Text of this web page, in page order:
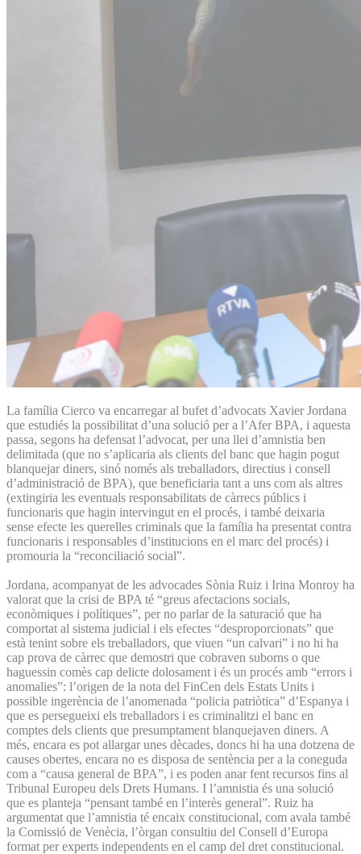
La família Cierco va encarregar al bufet d’advocats Xavier Jordana
que estudiés la possibilitat d’una solució per a l’Afer BPA, i aquesta
passa, segons ha defensat l’advocat, per una llei d’amnistia ben
delimitada (que no s’aplicaria als clients del banc que hagin pogut
blanquejar diners, sinó només als treballadors, directius i consell
d’administració de BPA), que beneficiaria tant a uns com als altres
(extingiria les eventuals responsabilitats de càrrecs públics i
funcionaris que hagin intervingut en el procés, i també deixaria
sense efecte les querelles criminals que la família ha presentat contra
funcionaris i responsables d’institucions en el marc del procés) i
promouria la “reconciliació social”.
Jordana, acompanyat de les advocades Sònia Ruiz i Irina Monroy ha
valorat que la crisi de BPA té “greus afectacions socials,
econòmiques i polítiques”, per no parlar de la saturació que ha
comportat al sistema judicial i els efectes “desproporcionats” que
està tenint sobre els treballadors, que viuen “un calvari” i no hi ha
cap prova de càrrec que demostri que cobraven suborns o que
haguessin comès cap delicte dolosament i és un procés amb “errors i
anomalies”: l’origen de la nota del FinCen dels Estats Units i
possible ingerència de l’anomenada “policia patriòtica” d’Espanya i
que es persegueixi els treballadors i es criminalitzi el banc en
comptes dels clients que presumptament blanquejaven diners. A
més, encara es pot allargar unes dècades, doncs hi ha una dotzena de
causes obertes, encara no es disposa de sentència per a la coneguda
com a “causa general de BPA”, i es poden anar fent recursos fins al
Tribunal Europeu dels Drets Humans. I l’amnistia és una solució
que es planteja “pensant també en l’interès general”. Ruiz ha
argumentat que l’amnistia té encaix constitucional, com avala també
la Comissió de Venècia, l’òrgan consultiu del Consell d’Europa
format per experts independents en el camp del dret constitucional.